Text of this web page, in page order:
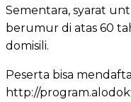
Sementara, syarat
berumur di atas 60
domisili.
Peserta bisa
http://